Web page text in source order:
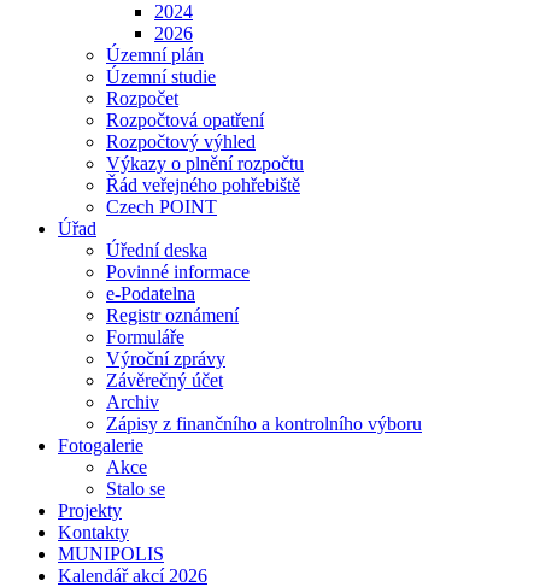
2024
2026
Územní plán
Územní studie
Rozpočet
Rozpočtová opatření
Rozpočtový výhled
Výkazy o plnění rozpočtu
Řád veřejného pohřebiště
Czech POINT
Úřad
Úřední deska
Povinné informace
e-Podatelna
Registr oznámení
Formuláře
Výroční zprávy
Závěrečný účet
Archiv
Zápisy z finančního a kontrolního výboru
Fotogalerie
Akce
Stalo se
Projekty
Kontakty
MUNIPOLIS
Kalendář akcí 2026